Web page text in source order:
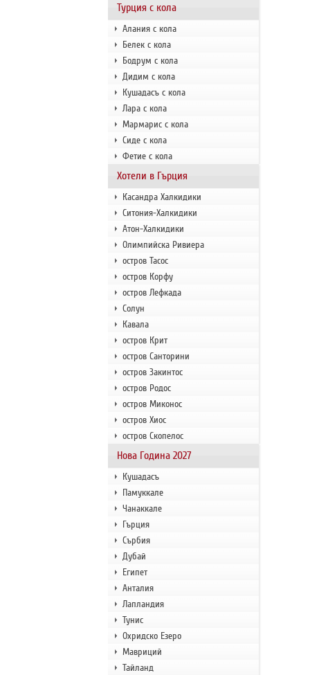
Турция с кола
Алания с кола
Белек с кола
Бодрум с кола
Дидим с кола
Кушадасъ с кола
Лара с кола
Мармарис с кола
Сиде с кола
Фетие с кола
Хотели в Гърция
Касандра Халкидики
Ситония-Халкидики
Атон-Халкидики
Олимпийска Ривиера
остров Тасос
остров Корфу
остров Лефкада
Солун
Кавала
остров Крит
остров Санторини
остров Закинтос
остров Родос
остров Миконос
остров Хиос
остров Скопелос
Нова Година 2027
Кушадасъ
Памуккале
Чанаккале
Гърция
Сърбия
Дубай
Египет
Анталия
Лапландия
Тунис
Охридско Езеро
Мавриций
Тайланд